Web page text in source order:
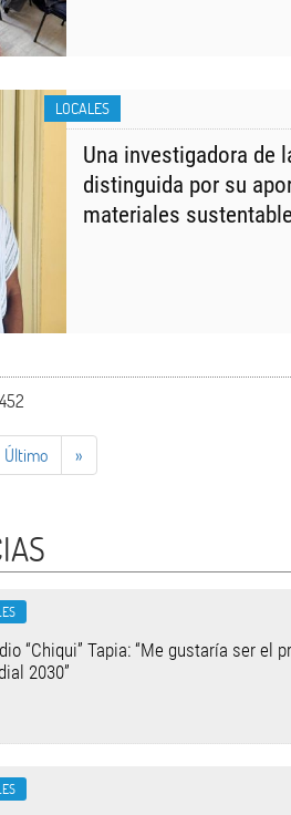
LOCALES
Una investigadora de
distinguida por su
materiales
Último »
“Chiqui” Tapia: “Me gustaría ser el
2030”